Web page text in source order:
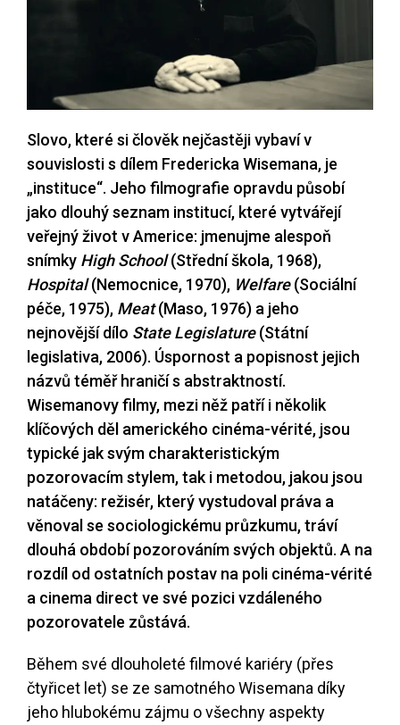
Slovo, které si člověk nejčastěji vybaví v
souvislosti s dílem Fredericka Wisemana, je
„instituce“. Jeho filmografie opravdu působí
jako dlouhý seznam institucí, které vytvářejí
veřejný život v Americe: jmenujme alespoň
snímky High School(Střední škola, 1968),
Hospital(Nemocnice, 1970), Welfare(Sociální
péče, 1975), Meat(Maso, 1976) a jeho
nejnovější dílo State Legislature(Státní
legislativa, 2006). Úspornost a popisnost jejich
názvů téměř hraničí s abstraktností.
Wisemanovy filmy, mezi něž patří i několik
klíčových děl amerického cinéma-vérité, jsou
typické jak svým charakteristickým
pozorovacím stylem, tak i metodou, jakou jsou
natáčeny: režisér, který vystudoval práva a
věnoval se sociologickému průzkumu, tráví
dlouhá období pozorováním svých objektů. A na
rozdíl od ostatních postav na poli cinéma-vérité
a cinema direct ve své pozici vzdáleného
pozorovatele zůstává.
Během své dlouholeté filmové kariéry (přes
čtyřicet let) se ze samotného Wisemana díky
jeho hlubokému zájmu o všechny aspekty